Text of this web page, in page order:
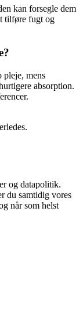
kan forsegle dem
tilføre fugt og
mens
absorption.
og datapolitik.
du samtidig vores
når som helst